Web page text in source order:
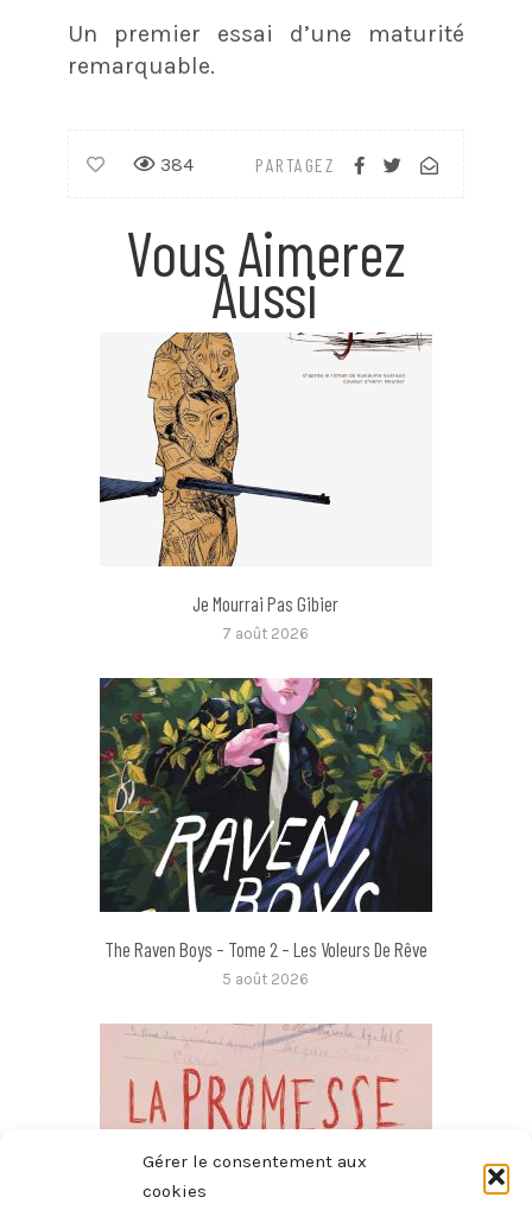
Gérer le consentement aux
cookies
Un premier essai d’une maturité
remarquable.
PARTAGEZ
384
Vous Aimerez
Aussi
Je Mourrai Pas Gibier
7 août 2026
The Raven Boys – Tome 2 – Les Voleurs De Rêve
5 août 2026